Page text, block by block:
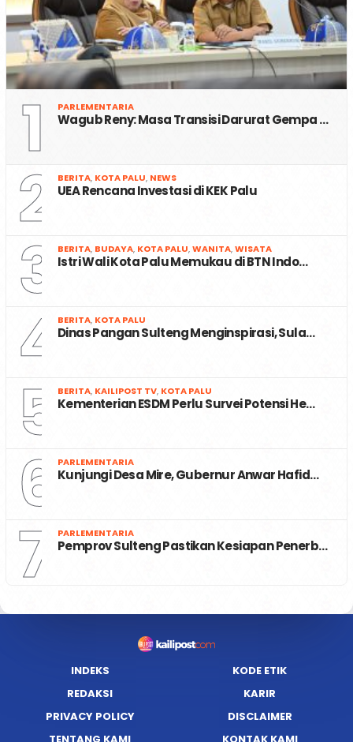
1 PARLEMENTARIA
Wagub Reny: Masa Transisi Darurat Gempa …
2 BERITA, KOTA PALU, NEWS
UEA Rencana Investasi di KEK Palu
3 BERITA, BUDAYA, KOTA PALU,WANITA,WISATA
Istri Wali Kota Palu Memukau di BTN Indo…
4 BERITA, KOTA PALU
Dinas Pangan Sulteng Menginspirasi, Sula…
5 BERITA, KAILIPOST TV, KOTA PALU
Kementerian ESDM Perlu Survei Potensi He…
6 PARLEMENTARIA
Kunjungi Desa Mire, Gubernur Anwar Hafid…
7 PARLEMENTARIA
Pemprov Sulteng Pastikan Kesiapan Penerb…
INDEKS
KODE ETIK
REDAKSI
KARIR
PRIVACY POLICY
DISCLAIMER